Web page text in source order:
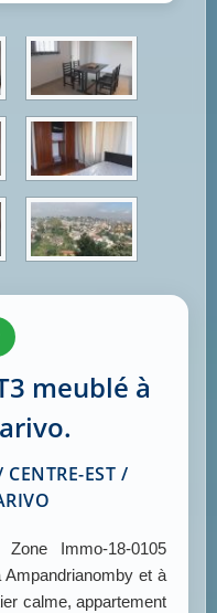
meublé à
EST /
Immo-18-0105
Ampandrianomby et à
calme, appartement